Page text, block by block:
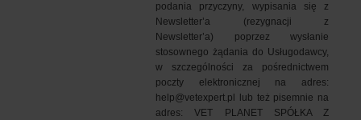
podania przyczyny, wypisania się z
Newsletter’a (rezygnacji z
Newsletter’a) poprzez wysłanie
stosownego żądania do Usługodawcy,
w szczególności za pośrednictwem
poczty elektronicznej na adres:
help@vetexpert.pl
lub też pisemnie na
adres: VET PLANET SPÓŁKA Z